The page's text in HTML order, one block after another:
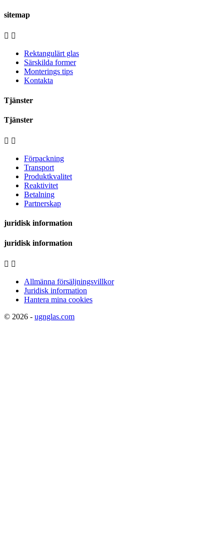
sitemap
 
Rektangulärt glas
Särskilda former
Monterings tips
Kontakta
Tjänster
Tjänster
 
Förpackning
Transport
Produktkvalitet
Reaktivitet
Betalning
Partnerskap
juridisk information
juridisk information
 
Allmänna försäljningsvillkor
Juridisk information
Hantera mina cookies
© 2026 - ugnglas.com